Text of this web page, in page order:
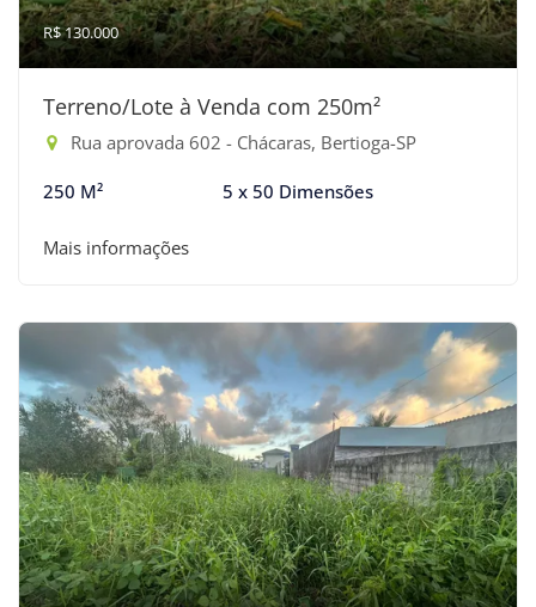
R$ 130.000
Terreno/Lote à Venda com 250m²
Rua aprovada 602 - Chácaras, Bertioga-SP
250 M² 5 x 50 Dimensões
Mais informações